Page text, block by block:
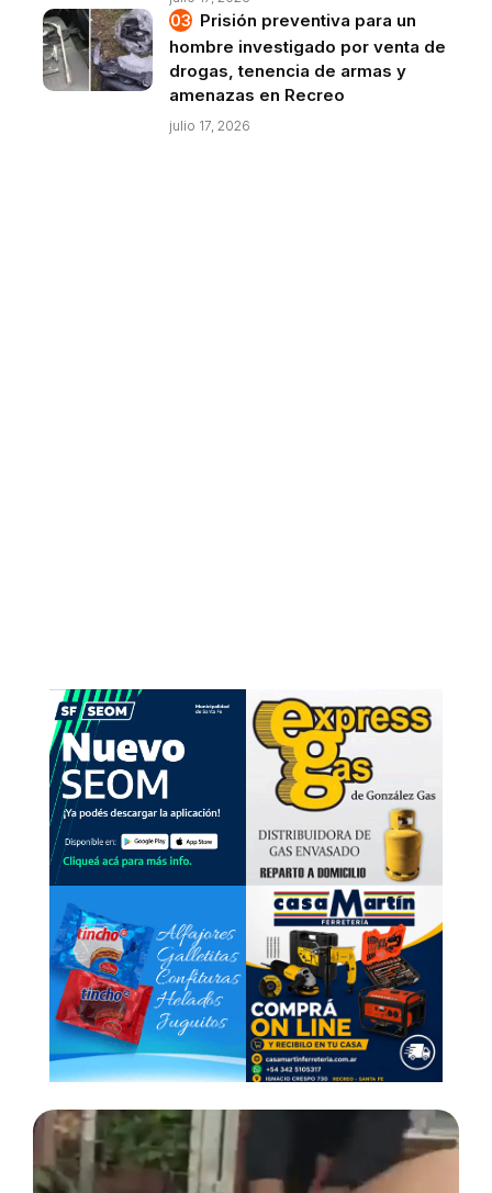
Prisión preventiva para un
hombre investigado por venta de
drogas, tenencia de armas y
amenazas en Recreo
julio 17, 2026